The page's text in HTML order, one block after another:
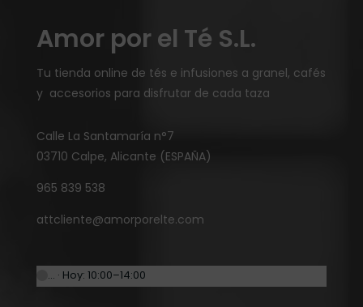
Amor por el Té S.L.
Tu tienda online de tés e infusiones a granel, cafés
y accesorios para disfrutar de cada taza
Calle La Santamaría n°7
03710 Calpe, Alicante (ESPAÑA)
965 839 538
attcliente@amorporelte.com
… · Hoy: 10:00–14:00